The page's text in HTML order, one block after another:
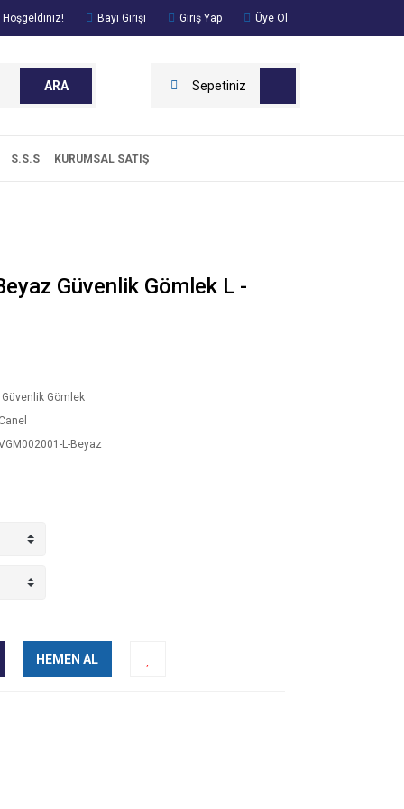
Hoşgeldiniz! Bayi Girişi Giriş Yap Üye Ol
ARA Sepetiniz
S.S.S KURUMSAL SATIŞ
Güvenlik Gömlek L -
Güvenlik Gömlek
L-Beyaz
HEMEN AL